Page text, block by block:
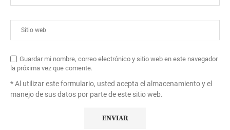
Guardar mi nombre, correo electrónico y sitio web en este navegador
la próxima vez que comente.
* Al utilizar este formulario, usted acepta el almacenamiento y el
manejo de sus datos por parte de este sitio web.